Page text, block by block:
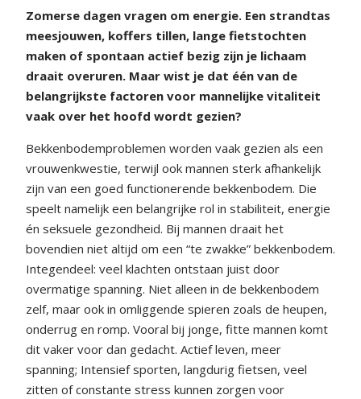
Zomerse dagen vragen om energie. Een strandtas
meesjouwen, koffers tillen, lange fietstochten
maken of spontaan actief bezig zijn je lichaam
draait overuren. Maar wist je dat één van de
belangrijkste factoren voor mannelijke vitaliteit
vaak over het hoofd wordt gezien?
Bekkenbodemproblemen worden vaak gezien als een
vrouwenkwestie, terwijl ook mannen sterk afhankelijk
zijn van een goed functionerende bekkenbodem. Die
speelt namelijk een belangrijke rol in stabiliteit, energie
én seksuele gezondheid. Bij mannen draait het
bovendien niet altijd om een “te zwakke” bekkenbodem.
Integendeel: veel klachten ontstaan juist door
overmatige spanning. Niet alleen in de bekkenbodem
zelf, maar ook in omliggende spieren zoals de heupen,
onderrug en romp. Vooral bij jonge, fitte mannen komt
dit vaker voor dan gedacht. Actief leven, meer
spanning; Intensief sporten, langdurig fietsen, veel
zitten of constante stress kunnen zorgen voor